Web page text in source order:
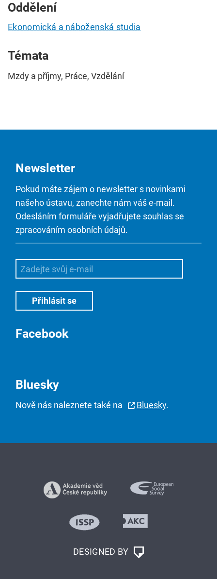
Oddělení
Ekonomická a náboženská studia
Témata
Mzdy a příjmy, Práce, Vzdělání
Newsletter
Pokud máte zájem o newsletter s novinkami
našeho ústavu, zanechte nám váš e-mail.
Odesláním formuláře vyjadřujete souhlas se
zpracováním osobních údajů.
Facebook
Bluesky
Nově nás naleznete také na Bluesky.
DESIGNED BY